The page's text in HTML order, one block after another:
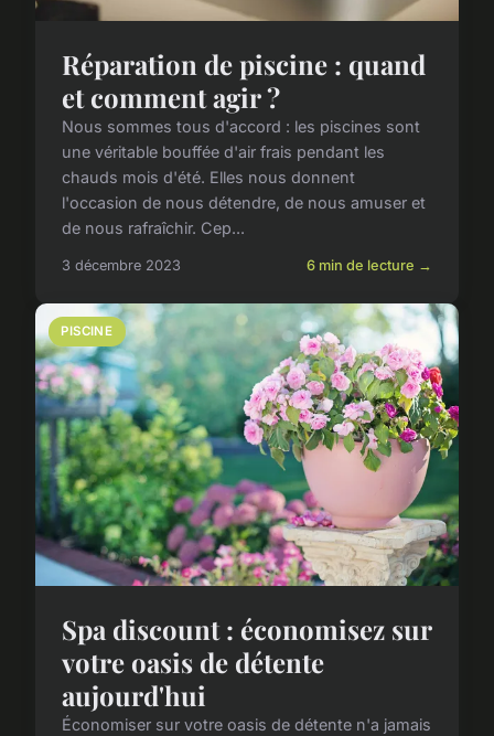
Réparation de piscine : quand
et comment agir ?
Nous sommes tous d'accord : les piscines sont
une véritable bouffée d'air frais pendant les
chauds mois d'été. Elles nous donnent
l'occasion de nous détendre, de nous amuser et
de nous rafraîchir. Cep...
3 décembre 2023 6 min de lecture →
PISCINE
Spa discount : économisez sur
votre oasis de détente
aujourd'hui
Économiser sur votre oasis de détente n'a jamais